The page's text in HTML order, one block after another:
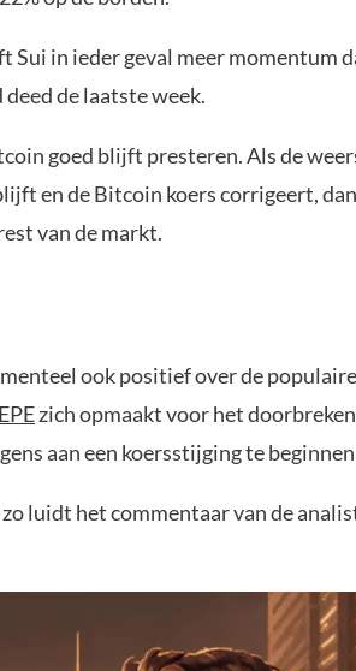
Sui in ieder geval meer momentum
de laatste week.
goed blijft presteren. Als de
en de Bitcoin koers corrigeert,
van de markt.
ook positief over de
zich opmaakt voor het
aan een koersstijging te
zo luidt het commentaar van de